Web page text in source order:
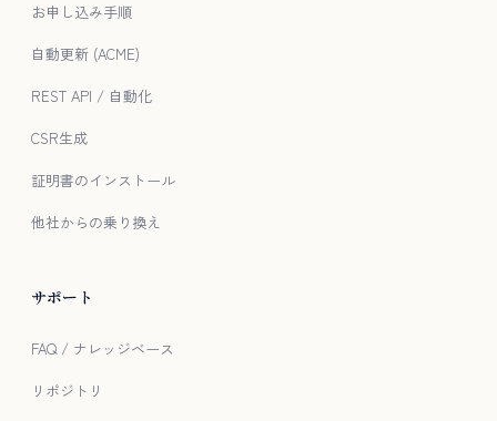
お申し込み手順
自動更新 (ACME)
REST API / 自動化
CSR生成
証明書のインストール
他社からの乗り換え
サポート
FAQ / ナレッジベース
リポジトリ